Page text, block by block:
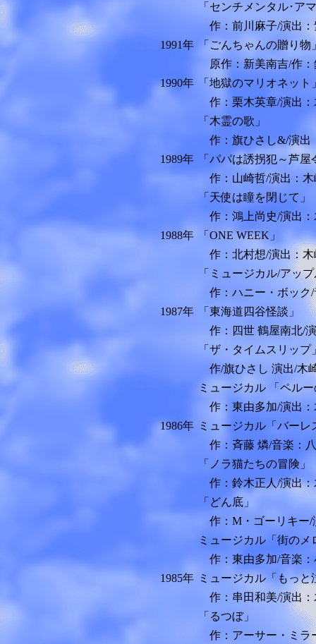
「センチメンタル･ア
作：前川麻子/演出：
1991年
「ごんちゃんの贈り
原作：新美南吉/作：
1990年
「地獄のマリオネット
作：栗木英章/演出：
「木霊の歌」
作：旗ひさし&/演出
1989年
「パパは誘拐犯～芦
作：山崎哲/演出：木
「天使は瞳を閉じて」
作：鴻上尚史/演出：
1988年
「ONE WEEK」
作：北村想/演出：木
「ミュージカル/アッ
作：ハニー・ボック/
1987年
「東海道四谷怪談」
作：四世 鶴屋南北/
「ザ・タイムスリップ
作/旗ひさし 演出/木
ミュージカル 「ペル
作：東由多加/演出：
1986年 ミュージカル「バーレ
作：斉藤 燐/音楽：
「ノラ猫たちの冒険」
作：鈴木正人/演出：
「どん底」
作：M・ゴーリキー/
ミュージカル「街のメ
作：東由多加/音楽：
1985年 ミュージカル「もっ
作：串田和美/演出：
「るつぼ」
作：アーサー・ミラ